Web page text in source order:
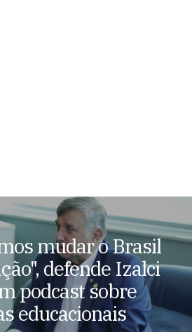
mudar o Brasil
defende Izalci
podcast sobre
educacionais